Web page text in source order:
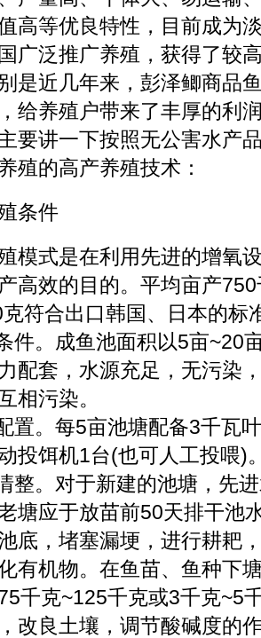
高等优良特性，目前成为
广泛推广养殖，获得了较
是近几年来，彭泽鲫商品
给养殖户带来了丰厚的利
要讲一下按照无公害水产
殖的高产养殖技术：
条件
式是在利用先进的增氧设
高效的目的。平均亩产
符合出口韩国、日本的标
。成鱼池面积以5亩~20
配套，水源充足，无污染
相污染。
。每5亩池塘配备3千瓦叶
投饵机1台(也可人工投喂)
。对于新建的池塘，先进
塘应于放苗前50天排干池
底，堵塞漏埂，进行耕耙
有机物。在鱼苗、鱼种下
千克~125千克或3千克~5
改良土壤，调节酸碱度的